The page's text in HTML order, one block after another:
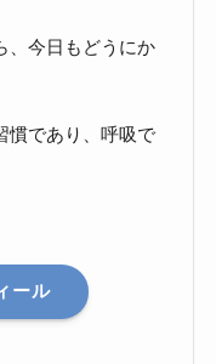
、今日もどうにか
慣であり、呼吸で
ール